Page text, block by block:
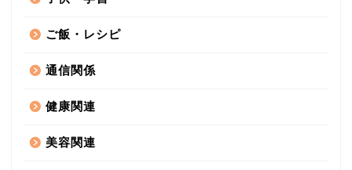
ご飯・レシピ
通信関係
健康関連
美容関連